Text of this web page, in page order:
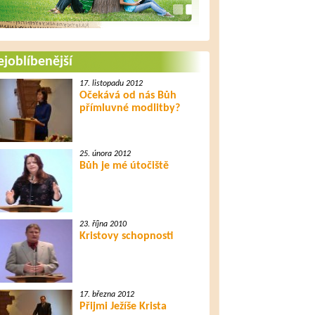
17. listopadu 2012
Očekává od nás Bůh
přímluvné modlitby?
25. února 2012
Bůh je mé útočiště
23. října 2010
Kristovy schopnosti
17. března 2012
Přijmi Ježíše Krista